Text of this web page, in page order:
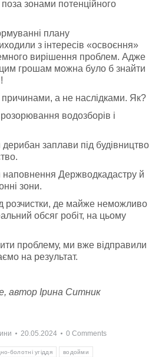
зонами потенційного
плану
з інтересів «освоєння»
вирішення проблем. Адже
грошам можна було б знайти
причинами, а не наслідками. Як?
водозборів і
заплави під будівництво
наповнення Держводкадастру й
зони.
розчистки, де майже неможливо
обсяг робіт, на цьому
проблему, ми вже відправили
на результат.
автор Ірина Ситник
20.05.2024 0 Comments
болотні угіддя водойми